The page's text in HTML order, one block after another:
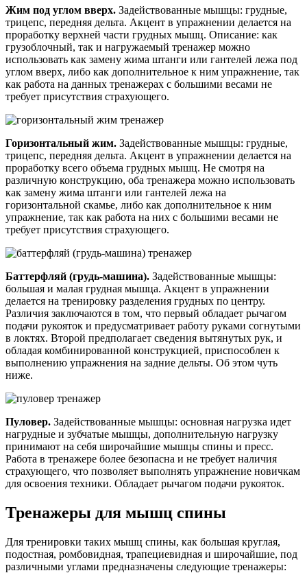
Жим под углом вверх. Задействованные мышцы: грудные,
трицепс, передняя дельта. Акцент в упражнении делается на
проработку верхней части грудных мышц. Описание: как
грузоблочный, так и нагружаемый тренажер можно
использовать как замену жима штанги или гантелей лежа под
углом вверх, либо как дополнительное к ним упражнение, так
как работа на данных тренажерах с большими весами не
требует присутствия страхующего.
Горизонтальный жим. Задействованные мышцы: грудные,
трицепс, передняя дельта. Акцент в упражнении делается на
проработку всего объема грудных мышц. Не смотря на
различную конструкцию, оба тренажера можно использовать
как замену жима штанги или гантелей лежа на
горизонтальной скамье, либо как дополнительное к ним
упражнение, так как работа на них с большими весами не
требует присутствия страхующего.
Баттерфляй (грудь-машина). Задействованные мышцы:
большая и малая грудная мышца. Акцент в упражнении
делается на тренировку разделения грудных по центру.
Различия заключаются в том, что первый обладает рычагом
подачи рукояток и предусматривает работу руками согнутыми
в локтях. Второй предполагает сведения вытянутых рук, и
обладая комбинированной конструкцией, приспособлен к
выполнению упражнения на задние дельты. Об этом чуть
ниже.
Пуловер. Задействованные мышцы: основная нагрузка идет
нагрудные и зубчатые мышцы, дополнительную нагрузку
принимают на себя широчайшие мышцы спины и пресс.
Работа в тренажере более безопасна и не требует наличия
страхующего, что позволяет выполнять упражнение новичкам
для освоения техники. Обладает рычагом подачи рукояток.
Тренажеры для мышц спины
Для тренировки таких мышц спины, как большая круглая,
подостная, ромбовидная, трапециевидная и широчайшие, под
различными углами предназначены следующие тренажеры: